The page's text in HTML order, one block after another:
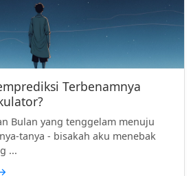
Terbenamnya
Bulan yang tenggelam menuju
tanya - bisakah aku menebak
...